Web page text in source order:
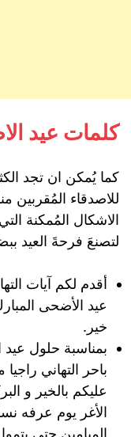
كلمات عيد
كما يُمكن ان تجد
للاصدقاء المُقربين
الاشكال المُمكنة
لتصنعَ فرحةَ العيد
أقدم لكم آيات
عيد الأضحى
خير.
بمناسبة حلول عيد
باحر التهاني
عليكم بالخير و
الأغر يوم عرفه
الميامين حتى